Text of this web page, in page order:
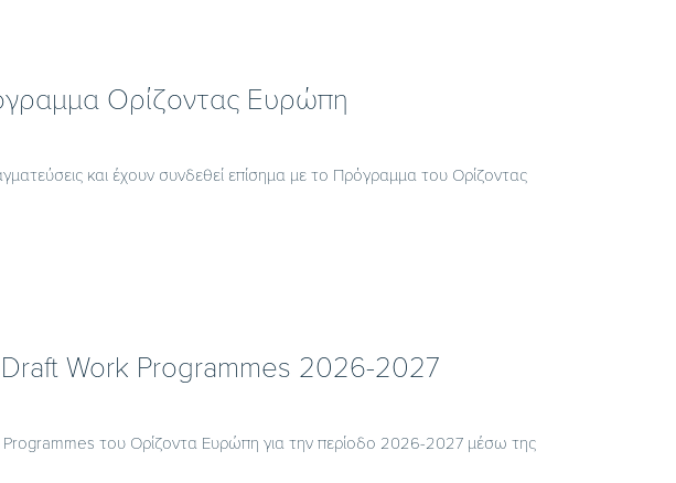
Ορίζοντας Ευρώπη
και έχουν συνδεθεί επίσημα με το Πρόγραμμα του Ορίζοντας
Work Programmes 2026-2027
του Ορίζοντα Ευρώπη για την περίοδο 2026-2027 μέσω της